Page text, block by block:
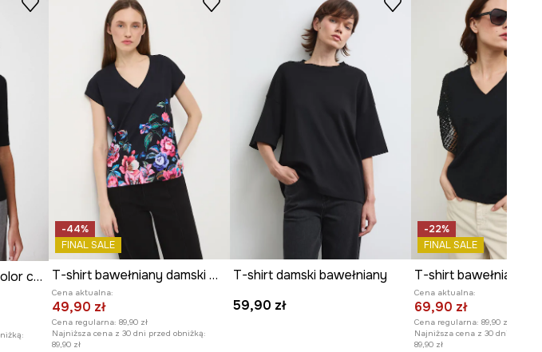
T-shirt damski gładki kolor czarny
-44%
FINAL SALE
T-shirt bawełniany damski wzorzysty
Cena aktualna:
49,90 zł
Cena regularna: 89,90 zł
Najniższa cena z 30 dni przed obniżką:
89,90 zł
T-shirt damski bawełniany
59,90 zł
-22%
FINAL SALE
Cena aktualna:
69,90 zł
Cena regularna: 89,90 zł
Najniższa cena z 30 dni przed
89,90 zł